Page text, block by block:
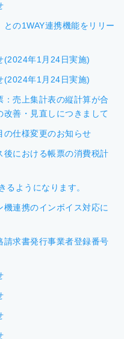
の1WAY連携機能をリリー
(2024年1月24日実施)
(2024年1月24日実施)
：売上集計表の縦計算が合
善・見直しにつきまして
の仕様変更のお知らせ
後における帳票の消費税計
るようになります。
機連携のインボイス対応に
請求書発行事業者登録番号